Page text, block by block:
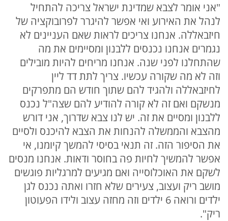
"אני אומר לצבא שמדינת ישראל צריכה להתחיל
לנהל את האירוע ואי אפשר להיגרר לפרובוקציה של
חיזבאללה. אנחנו צריכים לראות שאם העניינים לא
נגמרים אנחנו נכנסים ללבנון ומסיימים את מה
שהתחלנו לפני שנה. אנחנו מריחים להיות מובילים
וזה לא מה שקורה עכשיו. צריך לתת דד ליין
לחיזבאללה ולהגיד להם שתוך חודש הם מתפרקים
מנשקם ואם זה לא קורה להודיע להם שצה"ל נכנס
ללבנון ומסיים את זה. יש לנו צבא שדרוך, אני דורש
מהצבא והממשלה להנחות את הצבא להיכנס ולסיים
את הסיפור הזה. זה תנאי בסיסי להמשך קיומנו, אי
אפשר להמשיך לחיות פה בחוסר ודאות. אנחנו מנסים
לשקם את האוכלוסייה ואם מגיעים למרגליות פוגשים
מושב ריק ועצוב, צעירים שלא חזרו ואתה נכנס לגן
ילדים ורואה 6 ילדים וזה מחזה עצוב ולידו הפעוטון
ריק".